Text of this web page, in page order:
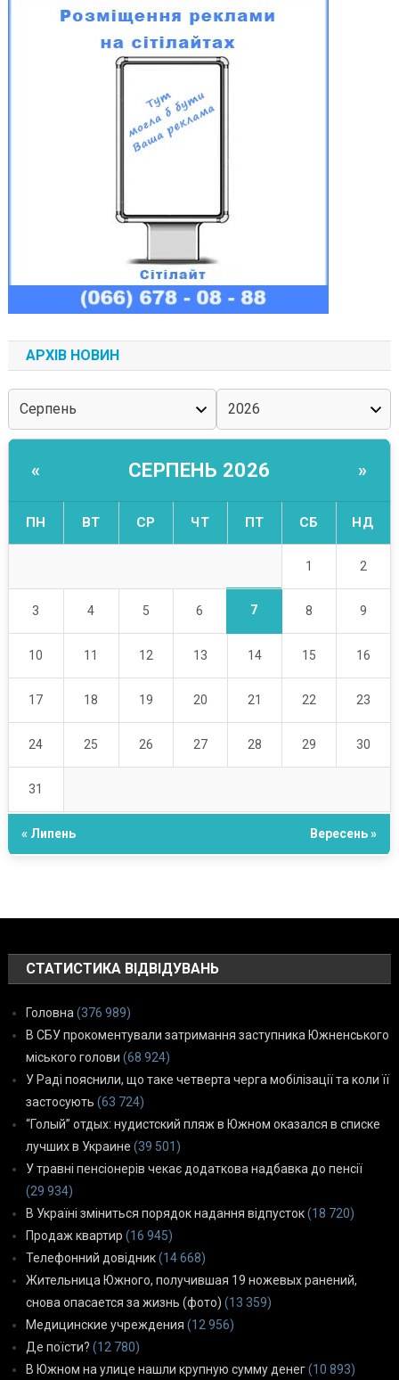
АРХІВ НОВИН
« СЕРПЕНЬ 2026 »
ПН ВТ СР ЧТ ПТ СБ НД
1 2
3 4 5 6 7 8 9
10 11 12 13 14 15 16
17 18 19 20 21 22 23
24 25 26 27 28 29 30
31
« Липень Вересень »
СТАТИСТИКА ВІДВІДУВАНЬ
Головна (376 989)
В СБУ прокоментували затримання заступника Южненського
міського голови (68 924)
У Раді пояснили, що таке четверта черга мобілізації та коли її
застосують (63 724)
“Голый” отдых: нудистский пляж в Южном оказался в списке
лучших в Украине (39 501)
У травні пенсіонерів чекає додаткова надбавка до пенсії
(29 934)
В Україні зміниться порядок надання відпусток(18 720)
Продаж квартир (16 945)
Телефонний довідник(14 668)
Жительница Южного, получившая 19 ножевых ранений,
снова опасается за жизнь (фото) (13 359)
Медицинские учреждения (12 956)
Де поїсти? (12 780)
В Южном на улице нашли крупную сумму денег(10 893)